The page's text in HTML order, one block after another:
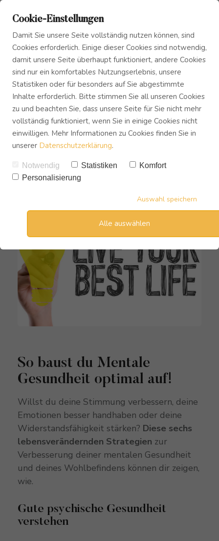
Das Innere Kind
Innerer Frieden
Blog
Podcast
Buch
Download
Sechs Strategien mit
denen du deine Mentale
Gesundheit stärken
kannst!
29.10.2021
5 KOMMENTARE
So baust du Mentale
Gesundheit optimal auf!
Willst du deine Stimmung verbessern, deine
Emotionen besser handhaben oder deine
Widerstandsfähigkeit stärken? Diese sechs
lebensverändernden Strategien zur
Verbesserung deiner mentalen Gesundheit
und deines Wohlbefindens können dir zeigen,
wie.
Gute psychische Gesundheit
verstehen
Cookie-Einstellungen
Damit Sie unsere Seite vollständig nutzen können, sind
Cookies erforderlich. Einige dieser Cookies sind notwendig,
damit unsere Seite überhaupt funktioniert, andere Cookies
sind nur ein komfortables Nutzungserlebnis, unsere
Statistiken oder für besonders auf Sie abgestimmte
Inhalte erforderlich. Bitte stimmen Sie all unseren Cookies
zu und beachten Sie, dass unsere Seite für Sie nicht mehr
vollständig funktioniert, wenn Sie in einige Cookies nicht
einwilligen. Mehr Informationen zu Cookies finden Sie in
unserer Datenschutzerklärung.
Notwendig Statistiken
Komfort
Personalisierung
Auswahl speichern
Alle auswählen